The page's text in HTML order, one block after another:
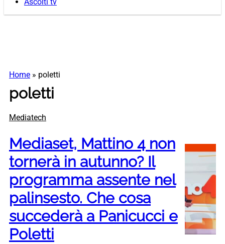
Ascolti tv
Home » poletti
poletti
Mediatech
Mediaset, Mattino 4 non
tornerà in autunno? Il
programma assente nel
palinsesto. Che cosa
succederà a Panicucci e
Poletti